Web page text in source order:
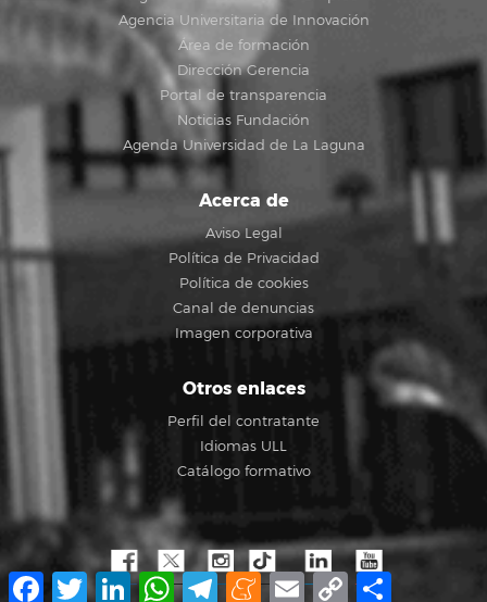
Agencia Universitaria de Innovación
Área de formación
Dirección Gerencia
Portal de transparencia
Noticias Fundación
Agenda Universidad de La Laguna
Acerca de
Aviso Legal
Política de Privacidad
Política de cookies
Canal de denuncias
Imagen corporativa
Otros enlaces
Perfil del contratante
Idiomas ULL
Catálogo formativo
Facebook
TwitterLinkedInWhatsApp
TelegramMeneame
Email Copy
Link